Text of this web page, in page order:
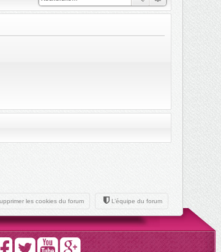
les cookies du forum L’équipe du forum